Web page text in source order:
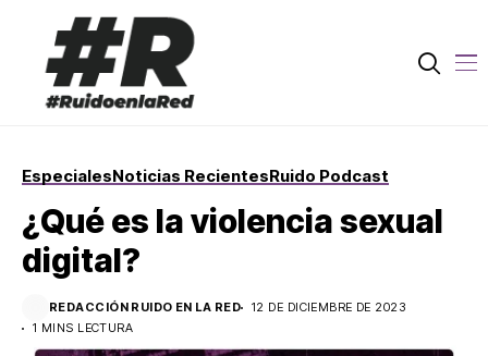
EspecialesNoticias RecientesRuido Podcast
¿Qué es la violencia sexual
digital?
REDACCIÓN RUIDO EN LA RED
12 DE DICIEMBRE DE 2023
1 MINS LECTURA